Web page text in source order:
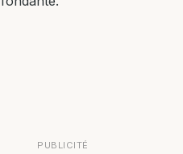
PUBLICITÉ